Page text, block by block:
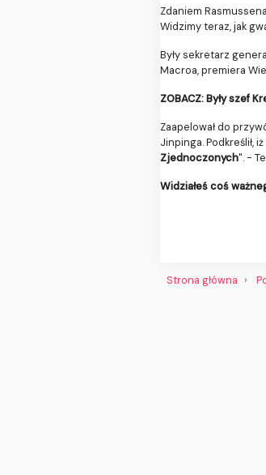
Zdaniem
Widzimy teraz, jak
Były sekretarz
Macroa, premiera
ZOBACZ: Były szef
Zaapelował do
Jinpinga. Podkreślił,
Zjednoczonych". -
Widziałeś coś
Strona główna